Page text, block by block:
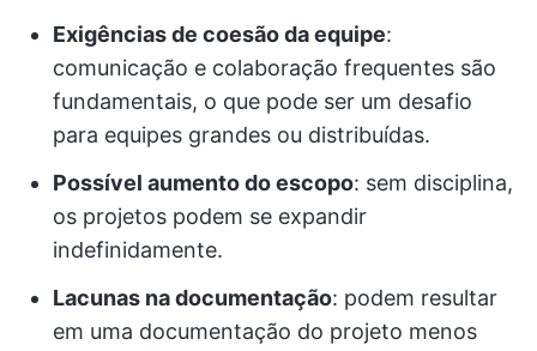
Exigências de coesão da equipe:
comunicação e colaboração frequentes são
fundamentais, o que pode ser um desafio
para equipes grandes ou distribuídas.
Possível aumento do escopo: sem disciplina,
os projetos podem se expandir
indefinidamente.
Lacunas na documentação: podem resultar
em uma documentação do projeto menos